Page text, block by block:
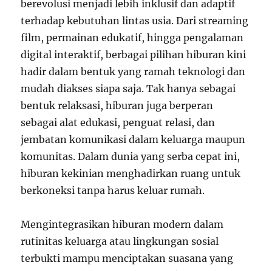
berevolusi menjadi lebih inklusif dan adaptif
terhadap kebutuhan lintas usia. Dari streaming
film, permainan edukatif, hingga pengalaman
digital interaktif, berbagai pilihan hiburan kini
hadir dalam bentuk yang ramah teknologi dan
mudah diakses siapa saja. Tak hanya sebagai
bentuk relaksasi, hiburan juga berperan
sebagai alat edukasi, penguat relasi, dan
jembatan komunikasi dalam keluarga maupun
komunitas. Dalam dunia yang serba cepat ini,
hiburan kekinian menghadirkan ruang untuk
berkoneksi tanpa harus keluar rumah.
Mengintegrasikan hiburan modern dalam
rutinitas keluarga atau lingkungan sosial
terbukti mampu menciptakan suasana yang